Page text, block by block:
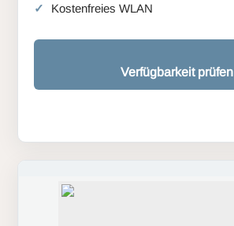
Kostenfreies WLAN
Verfügbarkeit prüfen